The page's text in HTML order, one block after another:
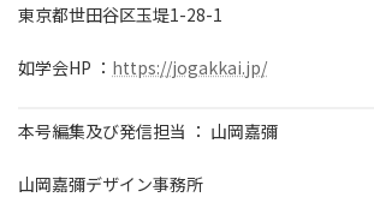
東京都世田谷区玉堤1-28-1
如学会HP ： https://jogakkai.jp/
本号編集及び発信担当 ： 山岡嘉彌
山岡嘉彌デザイン事務所